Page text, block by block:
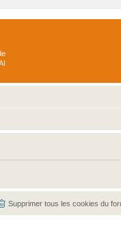
Supprimer tous les cookies du